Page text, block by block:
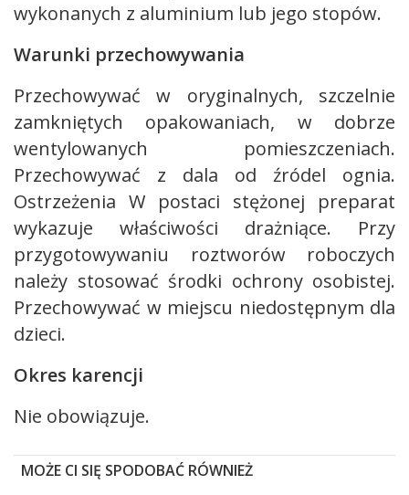
wykonanych z aluminium lub jego stopów.
Warunki przechowywania
Przechowywać w oryginalnych, szczelnie
zamkniętych opakowaniach, w dobrze
wentylowanych pomieszczeniach.
Przechowywać z dala od źródel ognia.
Ostrzeżenia W postaci stężonej preparat
wykazuje właściwości drażniące. Przy
przygotowywaniu roztworów roboczych
należy stosować środki ochrony osobistej.
Przechowywać w miejscu niedostępnym dla
dzieci.
Okres karencji
Nie obowiązuje.
MOŻE CI SIĘ SPODOBAĆ RÓWNIEŻ